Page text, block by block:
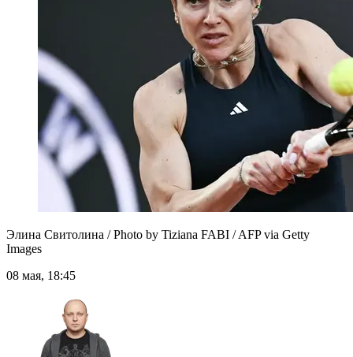
Элина Свитолина / Photo by Tiziana FABI / AFP via Getty
Images
08 мая, 18:45